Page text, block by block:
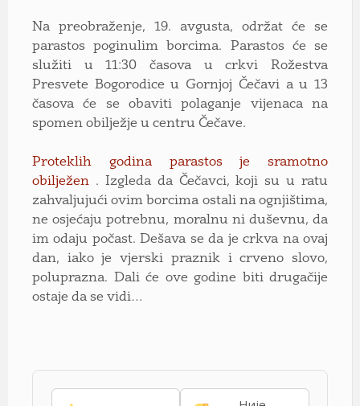
Na preobraženje, 19. avgusta, održat će se
parastos poginulim borcima. Parastos će se
služiti u 11:30 časova u crkvi Rožestva
Presvete Bogorodice u Gornjoj Čečavi a u 13
časova će se obaviti polaganje vijenaca na
spomen obilježje u centru Čečave.
Proteklih godina parastos je sramotno
obilježen . Izgleda da Čečavci, koji su u ratu
zahvaljujući ovim borcima ostali na ognjištima,
ne osjećaju potrebnu, moralnu ni duševnu, da
im odaju počast. Dešava se da je crkva na ovaj
dan, iako je vjerski praznik i crveno slovo,
poluprazna. Dali će ove godine biti drugačije
ostaje da se vidi…